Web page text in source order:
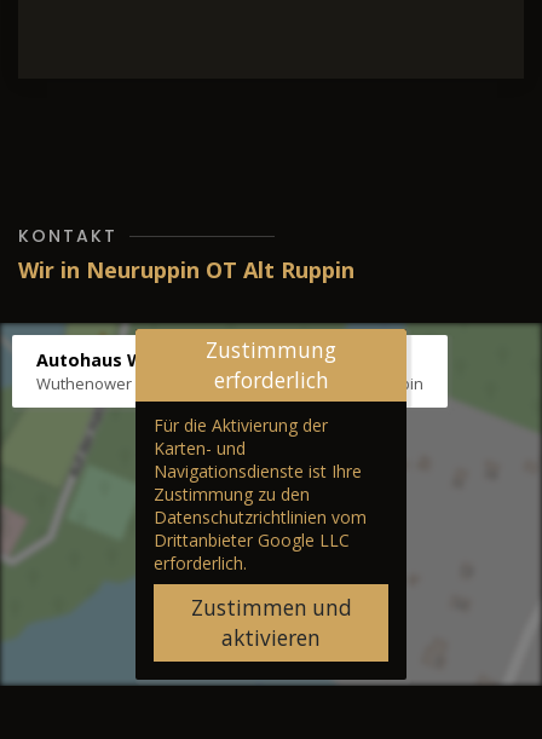
KONTAKT
Wir in Neuruppin OT Alt Ruppin
Autohaus Wernicke
Wuthenower Str. 12b, 16827 Neuruppin OT Alt Ruppin
Zustimmung
erforderlich
Für die Aktivierung der
Karten- und
Navigationsdienste ist Ihre
Zustimmung zu den
Datenschutzrichtlinien vom
Drittanbieter Google LLC
erforderlich.
Zustimmen und
aktivieren